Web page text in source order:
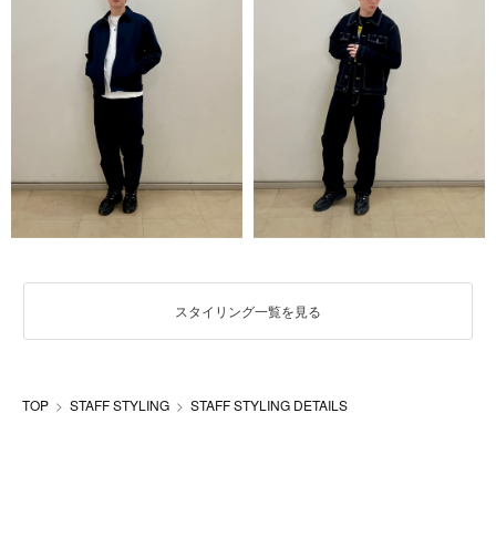
スタイリング一覧を見る
TOP STAFF STYLING STAFF STYLING DETAILS